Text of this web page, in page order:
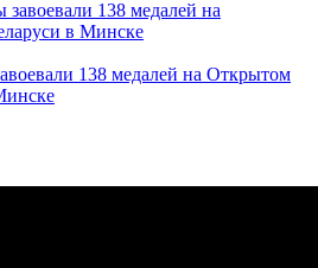
138 медалей на Открытом